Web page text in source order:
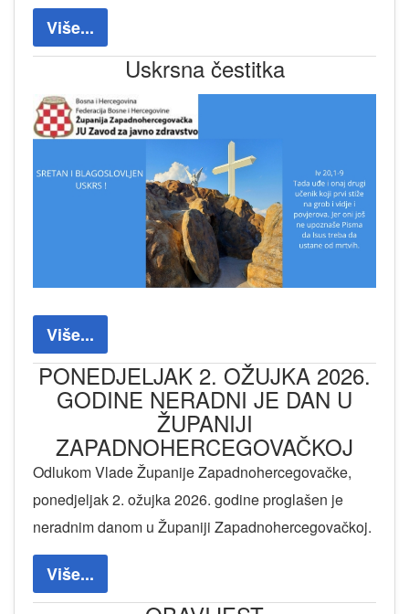
Više...
Uskrsna čestitka
Više...
PONEDJELJAK 2. OŽUJKA 2026.
GODINE NERADNI JE DAN U
ŽUPANIJI
ZAPADNOHERCEGOVAČKOJ
Odlukom Vlade Županije Zapadnohercegovačke,
ponedjeljak 2. ožujka 2026. godine proglašen je
neradnim danom u Županiji Zapadnohercegovačkoj.
Više...